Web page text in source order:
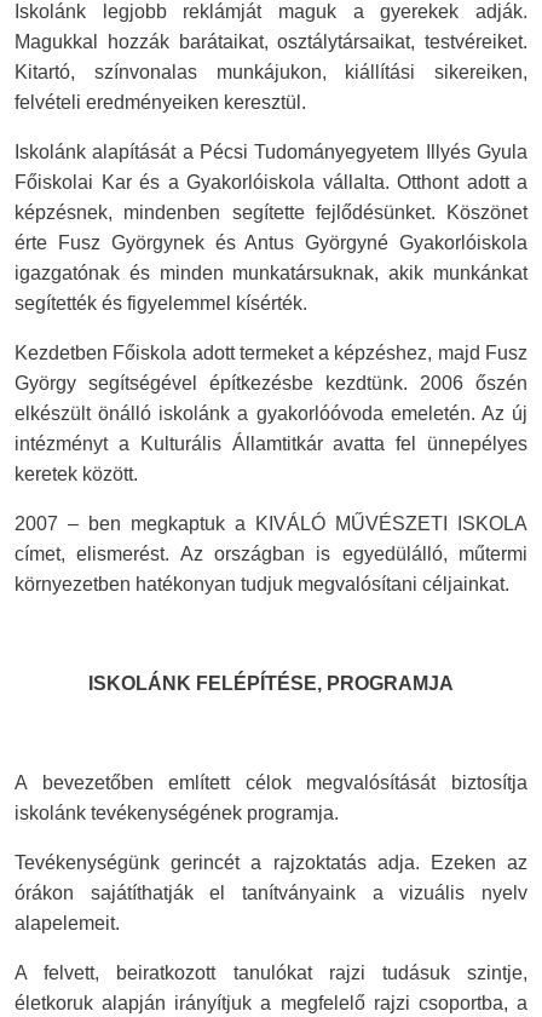
Iskolánk legjobb reklámját maguk a gyerekek adják.
Magukkal hozzák barátaikat, osztálytársaikat, testvéreiket.
Kitartó, színvonalas munkájukon, kiállítási sikereiken,
felvételi eredményeiken keresztül.
Iskolánk alapítását a Pécsi Tudományegyetem Illyés Gyula
Főiskolai Kar és a Gyakorlóiskola vállalta. Otthont adott a
képzésnek, mindenben segítette fejlődésünket. Köszönet
érte Fusz Györgynek és Antus Györgyné Gyakorlóiskola
igazgatónak és minden munkatársuknak, akik munkánkat
segítették és figyelemmel kísérték.
Kezdetben Főiskola adott termeket a képzéshez, majd Fusz
György segítségével építkezésbe kezdtünk. 2006 őszén
elkészült önálló iskolánk a gyakorlóóvoda emeletén. Az új
intézményt a Kulturális Államtitkár avatta fel ünnepélyes
keretek között.
2007 – ben megkaptuk a KIVÁLÓ MŰVÉSZETI ISKOLA
címet, elismerést. Az országban is egyedülálló, műtermi
környezetben hatékonyan tudjuk megvalósítani céljainkat.
ISKOLÁNK FELÉPÍTÉSE, PROGRAMJA
A bevezetőben említett célok megvalósítását biztosítja
iskolánk tevékenységének programja.
Tevékenységünk gerincét a rajzoktatás adja. Ezeken az
órákon sajátíthatják el tanítványaink a vizuális nyelv
alapelemeit.
A felvett, beiratkozott tanulókat rajzi tudásuk szintje,
életkoruk alapján irányítjuk a megfelelő rajzi csoportba, a